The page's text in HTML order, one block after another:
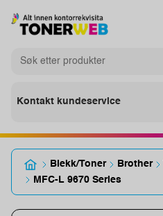
Kontakt kundeservice
Blekk/Toner Brother
MFC-L 9670 Series